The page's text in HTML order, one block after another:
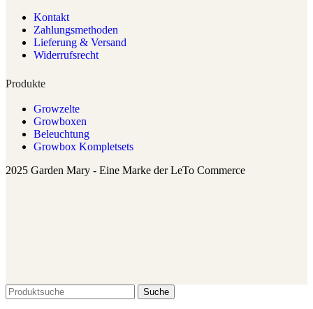
Kontakt
Zahlungsmethoden
Lieferung & Versand
Widerrufsrecht
Produkte
Growzelte
Growboxen
Beleuchtung
Growbox Kompletsets
2025 Garden Mary - Eine Marke der LeTo Commerce
Suche